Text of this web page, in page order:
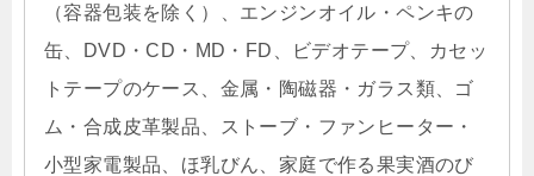
（容器包装を除く）、エンジンオイル・ペンキの
缶、DVD・CD・MD・FD、ビデオテープ、カセッ
トテープのケース、金属・陶磁器・ガラス類、ゴ
ム・合成皮革製品、ストーブ・ファンヒーター・
小型家電製品、ほ乳びん、家庭で作る果実酒のび